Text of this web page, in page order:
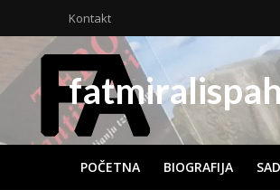
Kontakt
POČETNA BIOGRAFIJA